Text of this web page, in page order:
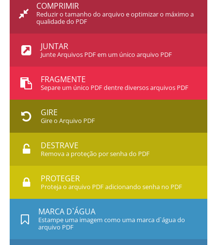
COMPRIMIR
Reduzir o tamanho do arquivo e optimizar o máximo a
qualidade do PDF
JUNTAR
Junte Arquivos PDF em um único arquivo PDF
FRAGMENTE
Separe um único PDF dentre diversos arquivos PDF
GIRE
Gire o Arquivo PDF
DESTRAVE
Remova a proteção por senha do PDF
PROTEGER
Proteja o arquivo PDF adicionando senha no PDF
MARCA D`ÁGUA
Estampe uma imagem como uma marca d`água do
arquivo PDF